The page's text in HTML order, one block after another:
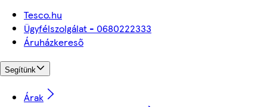
Tesco.hu
Ügyfélszolgálat - 0680222333
Áruházkereső
Segítünk
Árak